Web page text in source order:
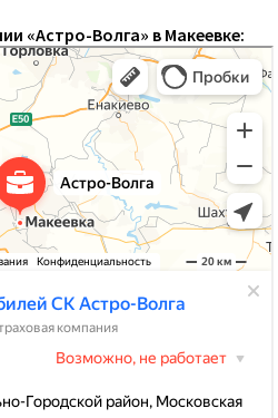
«Астро-Волга» в Макеевке: